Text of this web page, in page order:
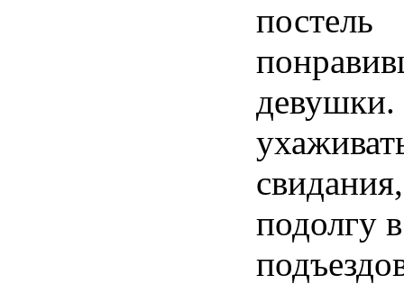
постель
подолгу